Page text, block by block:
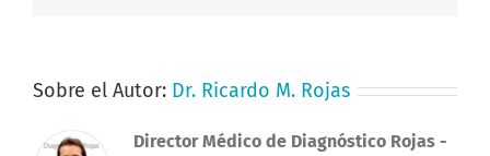
Sobre el Autor: Dr. Ricardo M. Rojas
Director Médico de Diagnóstico Rojas -